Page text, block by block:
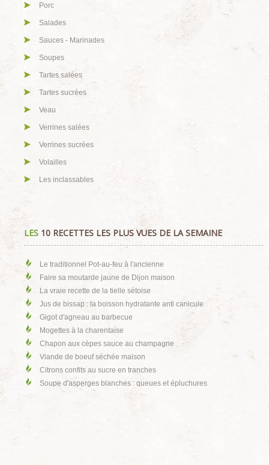
Porc
Salades
Sauces - Marinades
Soupes
Tartes salées
Tartes sucrées
Veau
Verrines salées
Verrines sucrées
Volailles
Les inclassables
LES 10 RECETTES LES PLUS VUES DE LA SEMAINE
Le traditionnel Pot-au-feu à l'ancienne
Faire sa moutarde jaune de Dijon maison
La vraie recette de la tielle sètoise
Jus de bissap : la boisson hydratante anti canicule
Gigot d'agneau au barbecue
Mogettes à la charentaise
Chapon aux cèpes sauce au champagne
Viande de boeuf séchée maison
Citrons confits au sucre en tranches
Soupe d'asperges blanches : queues et épluchures